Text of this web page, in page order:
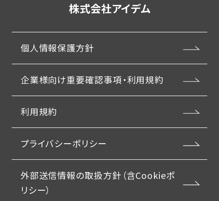
株式会社アイデム
個人情報保護方針
企業様向け重要確認事項・利用規約
利用規約
プライバシーポリシー
外部送信情報の取扱方針（含Cookieポ
リシー）